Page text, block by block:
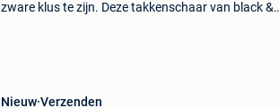
zware klus te zijn. Deze takkenschaar van black &
Nieuw Verzenden